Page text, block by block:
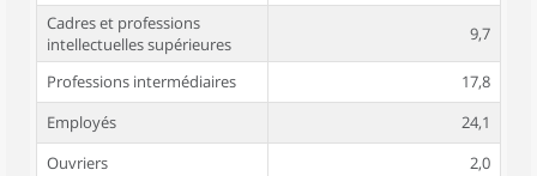
Cadres et professions
intellectuelles supérieures
9,7
Professions intermédiaires
17,8
Employés
24,1
Ouvriers
2,0